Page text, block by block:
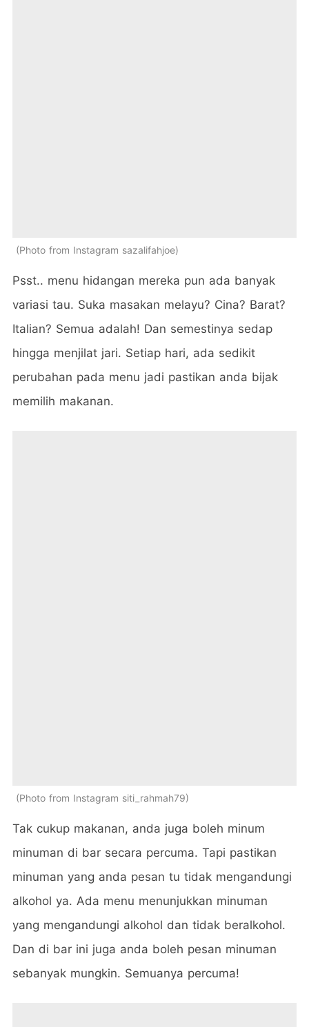
Photo from Instagram sazalifahjoe
Psst.. menu hidangan mereka pun ada banyak
variasi tau. Suka masakan melayu? Cina? Barat?
Italian? Semua adalah! Dan semestinya sedap
hingga menjilat jari. Setiap hari, ada sedikit
perubahan pada menu jadi pastikan anda bijak
memilih makanan.
Photo from Instagram siti_rahmah79
Tak cukup makanan, anda juga boleh minum
minuman di bar secara percuma. Tapi pastikan
minuman yang anda pesan tu tidak mengandungi
alkohol ya. Ada menu menunjukkan minuman
yang mengandungi alkohol dan tidak beralkohol.
Dan di bar ini juga anda boleh pesan minuman
sebanyak mungkin. Semuanya percuma!